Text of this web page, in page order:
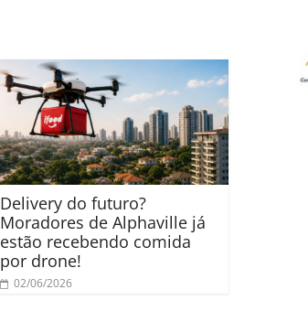
Delivery do futuro?
Moradores de Alphaville já
estão recebendo comida
por drone!
02/06/2026